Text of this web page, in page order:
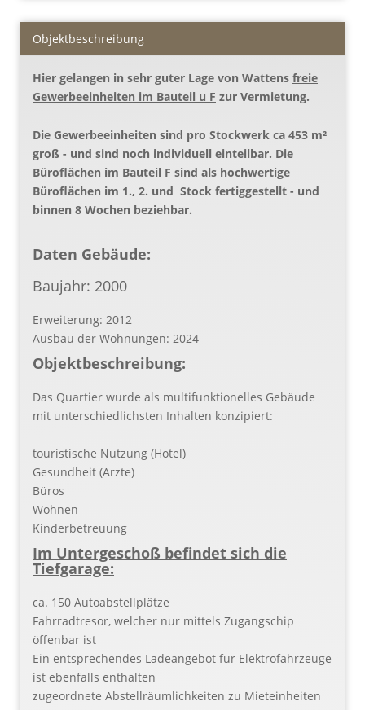
Objekt­beschreibung
Hier gelangen in sehr guter Lage von Wattens freie
Gewerbeeinheiten im Bauteil u F zur Vermietung.
Die Gewerbeeinheiten sind pro Stockwerk ca 453 m²
groß - und sind noch individuell einteilbar. Die
Büroflächen im Bauteil F sind als hochwertige
Büroflächen im 1., 2. und Stock fertiggestellt - und
binnen 8 Wochen beziehbar.
Daten Gebäude:
Baujahr: 2000
Erweiterung: 2012
Ausbau der Wohnungen: 2024
Objektbeschreibung:
Das Quartier wurde als multifunktionelles Gebäude
mit unterschiedlichsten Inhalten konzipiert:
touristische Nutzung (Hotel)
Gesundheit (Ärzte)
Büros
Wohnen
Kinderbetreuung
Im Untergeschoß befindet sich die
Tiefgarage:
ca. 150 Autoabstellplätze
Fahrradtresor, welcher nur mittels Zugangschip
öffenbar ist
Ein entsprechendes Ladeangebot für Elektrofahrzeuge
ist ebenfalls enthalten
zugeordnete Abstellräumlichkeiten zu Mieteinheiten